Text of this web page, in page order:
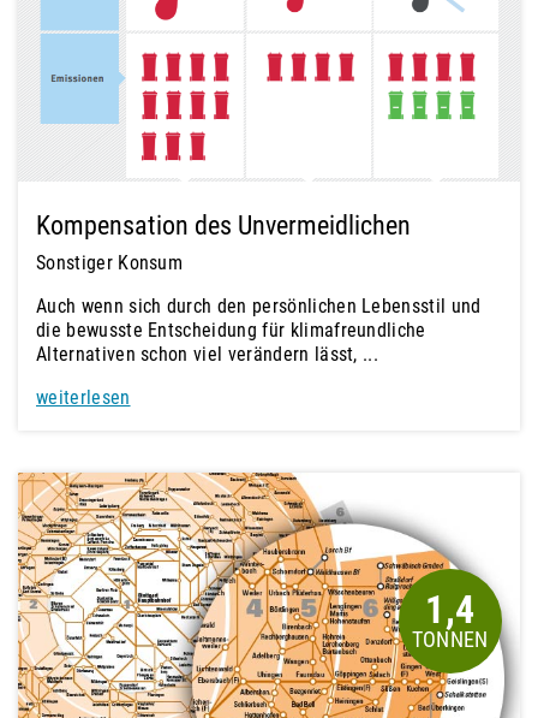
Kompensation des Unvermeidlichen
Sonstiger Konsum
Auch wenn sich durch den persönlichen Lebensstil und
die bewusste Entscheidung für klimafreundliche
Alternativen schon viel verändern lässt, ...
weiterlesen
1,4